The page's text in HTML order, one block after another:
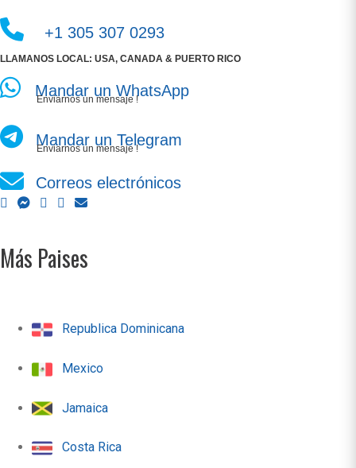
+1 305 307 0293
LLAMANOS LOCAL: USA, CANADA & PUERTO RICO
Mandar un WhatsApp
Enviarnos un mensaje !
Mandar un Telegram
Enviarnos un mensaje !
Correos electrónicos
Más Paises
Republica Dominicana
Mexico
Jamaica
Costa Rica